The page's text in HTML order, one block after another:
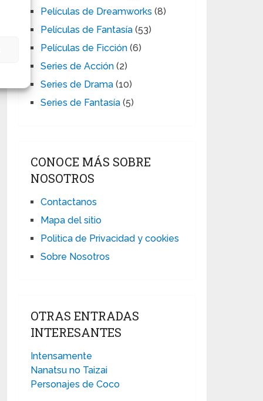
Películas de Dreamworks (8)
Películas de Fantasía (53)
Películas de Ficción (6)
Series de Acción (2)
Series de Drama (10)
Series de Fantasía (5)
CONOCE MÁS SOBRE
NOSOTROS
Contactanos
Mapa del sitio
Politica de Privacidad y cookies
Sobre Nosotros
OTRAS ENTRADAS
INTERESANTES
Intensamente
Nanatsu no Taizai
Personajes de Coco